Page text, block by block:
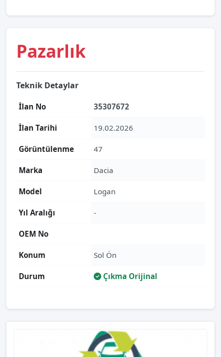
Pazarlık
Teknik Detaylar
İlan No 35307672
İlan Tarihi 19.02.2026
Görüntülenme 47
Marka Dacia
Model Logan
Yıl Aralığı -
OEM No
Konum Sol Ön
Durum Çıkma Orijinal